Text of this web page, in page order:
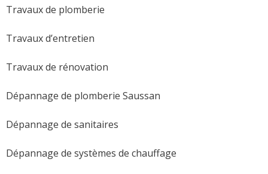
Travaux de plomberie
Travaux d’entretien
Travaux de rénovation
Dépannage de plomberie Saussan
Dépannage de sanitaires
Dépannage de systèmes de chauffage